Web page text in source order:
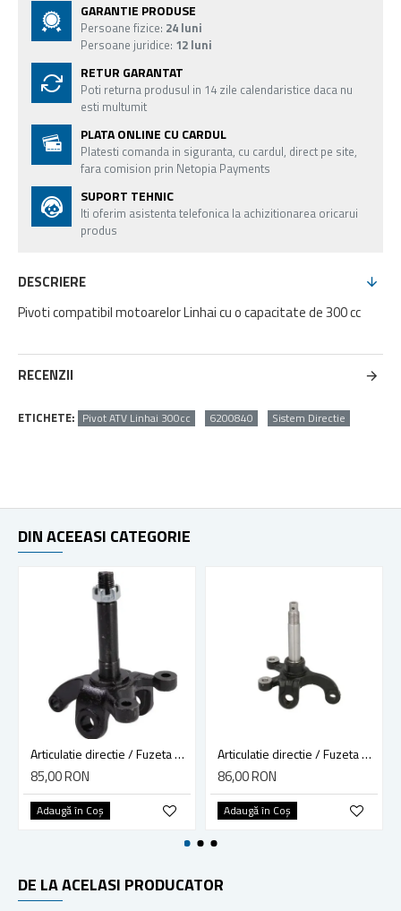
GARANTIE PRODUSE
Persoane fizice: 24 luni
Persoane juridice: 12 luni
RETUR GARANTAT
Poti returna produsul in 14 zile calendaristice daca nu
esti multumit
PLATA ONLINE CU CARDUL
Platesti comanda in siguranta, cu cardul, direct pe site,
fara comision prin Netopia Payments
SUPORT TEHNIC
Iti oferim asistenta telefonica la achizitionarea oricarui
produs
DESCRIERE
Pivoti compatibil motoarelor Linhai cu o capacitate de 300 cc
RECENZII
ETICHETE: Pivot ATV Linhai 300cc 6200840 Sistem Directie
DIN ACEEASI CATEGORIE
Articulatie directie / Fuzeta Atv Bashan 200cc, partea dreapta
85,00 RON
Adaugă în Coş
Articulatie directie / Fuzeta Atv Bashan 200cc, partea stanga
86,00 RON
Adaugă în Coş
DE LA ACELASI PRODUCATOR